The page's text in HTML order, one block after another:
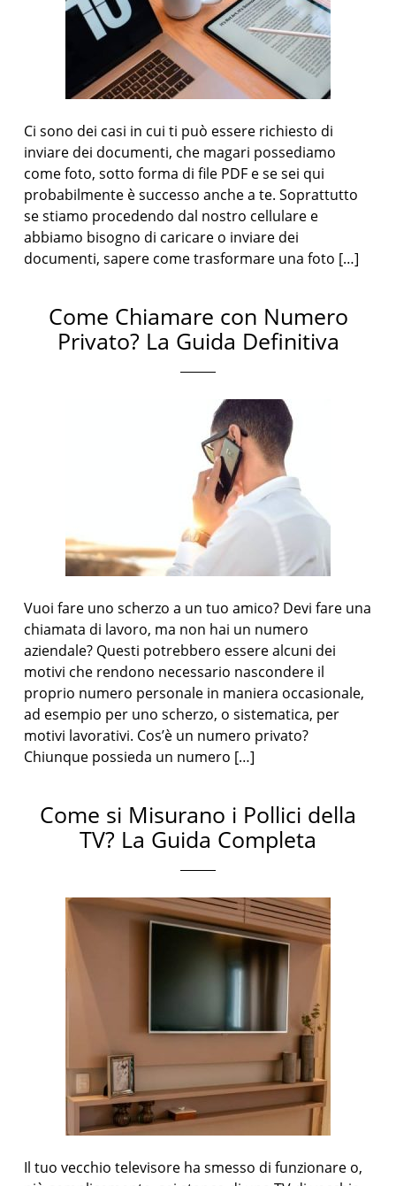
Ci sono dei casi in cui ti può essere richiesto di
inviare dei documenti, che magari possediamo
come foto, sotto forma di file PDF e se sei qui
probabilmente è successo anche a te. Soprattutto
se stiamo procedendo dal nostro cellulare e
abbiamo bisogno di caricare o inviare dei
documenti, sapere come trasformare una foto […]
Come Chiamare con Numero
Privato? La Guida Definitiva
Vuoi fare uno scherzo a un tuo amico? Devi fare una
chiamata di lavoro, ma non hai un numero
aziendale? Questi potrebbero essere alcuni dei
motivi che rendono necessario nascondere il
proprio numero personale in maniera occasionale,
ad esempio per uno scherzo, o sistematica, per
motivi lavorativi. Cos’è un numero privato?
Chiunque possieda un numero […]
Come si Misurano i Pollici della
TV? La Guida Completa
Il tuo vecchio televisore ha smesso di funzionare o,